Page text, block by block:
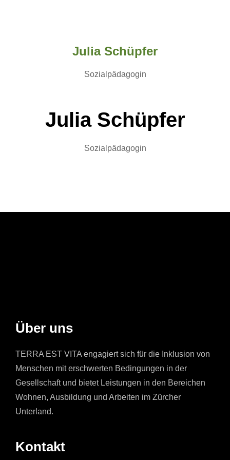
Julia Schüpfer
Sozialpädagogin
Julia Schüpfer
Sozialpädagogin
Über uns
TERRA EST VITA engagiert sich für die Inklusion von
Menschen mit erschwerten Bedingungen in der
Gesellschaft und bietet Leistungen in den Bereichen
Wohnen, Ausbildung und Arbeiten im Zürcher
Unterland.
Kontakt